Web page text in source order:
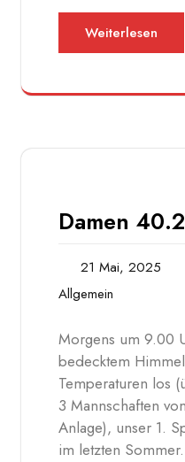
Weiterlesen
Damen 40.2
21 Mai, 2025
Allgemein
Morgens um 9.00
bedecktem
Temperaturen los
3 Mannschaften
Anlage), unser 1.
im letzten